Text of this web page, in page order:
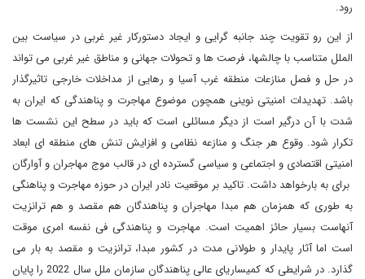
رود.
از این رو تقویت چند جانبه گرایی و ایجاد دستورکار غیر غربی در سیاست بین
الملل متناسب با چالشها، فرصت ها و تحولات جهانی و مناطق غیر غربی می تواند
در حل و فصل منازعات منطقه غرب آسیا و رهایی از مداخلات خارجی تاثیرگذار
باشد. تهدیدات امنیتی نوینی همچون موضوع مهاجرت و پناهندگی که ایران به
شدت با آن درگیر است از دیگر مسائلی است که باید در سطح این نشست ها
تکرار شود. وقوع هر جنگ و منازعه نظامی و افزایش تنش های منطقه ای ابعاد
امنیتی اقتصادی و اجتماعی و سیاسی گسترده ای در قالب موج مهاجران و آوارگان
برای به بارخواهد داشت. تاکید بر موقعیت نادر ایران در حوزه مهاجرت و پناهنگی
به طوری که همزمان هم مبدا مهاجران و پناهندگان هم مقصد و هم ترانزیت
آنهاست بسیار حائز اهمیت است. مهاجرت و پناهندگی فی نفسه امری موقت
است اما آثار پایدار و طولانی مدت در کشور مبدا، ترانزیت و مقصد به بار می
گذارد. در شرایطی که کمیساریای عالی پناهندگان سازمان ملل سال 2022 را پایان